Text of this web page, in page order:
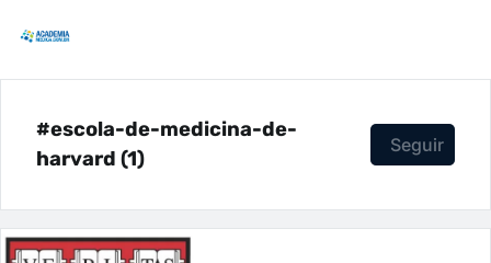
#escola-de-medicina-de-
harvard (1)
Seguir